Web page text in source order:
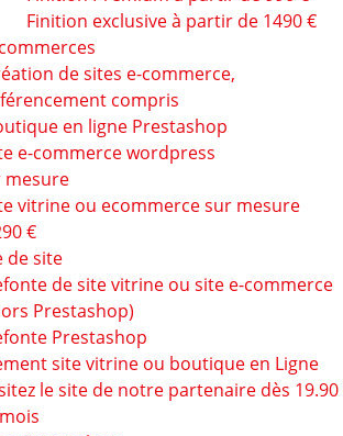
Finition exclusive à partir de 1490 €
de sites e-commerce,
compris
en ligne Prestashop
e-commerce wordpress
mesure
vitrine ou ecommerce sur mesure
€
de site
de site vitrine ou site e-commerce
Prestashop)
Prestashop
site vitrine ou boutique en Ligne
le site de notre partenaire dès 19.90